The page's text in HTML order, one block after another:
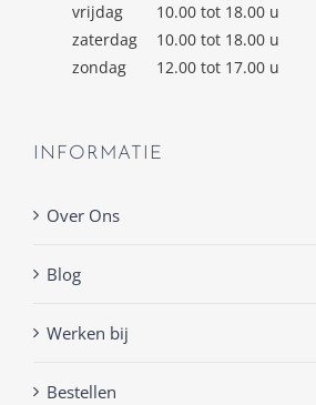
vrijdag
10.00 tot 18.00 u
zaterdag
10.00 tot 18.00 u
zondag
12.00 tot 17.00 u
INFORMATIE
Over Ons
Blog
Werken bij
Bestellen